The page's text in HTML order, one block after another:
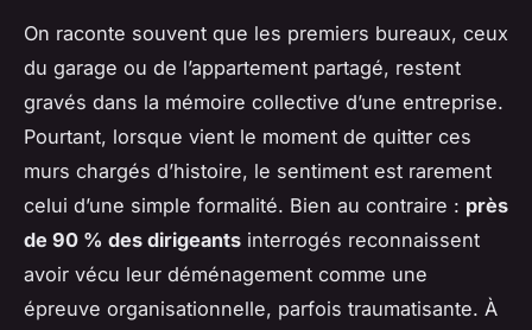
On raconte souvent que les premiers bureaux, ceux
du garage ou de l’appartement partagé, restent
gravés dans la mémoire collective d’une entreprise.
Pourtant, lorsque vient le moment de quitter ces
murs chargés d’histoire, le sentiment est rarement
celui d’une simple formalité. Bien au contraire : près
de 90 % des dirigeants interrogés reconnaissent
avoir vécu leur déménagement comme une
épreuve organisationnelle, parfois traumatisante. À